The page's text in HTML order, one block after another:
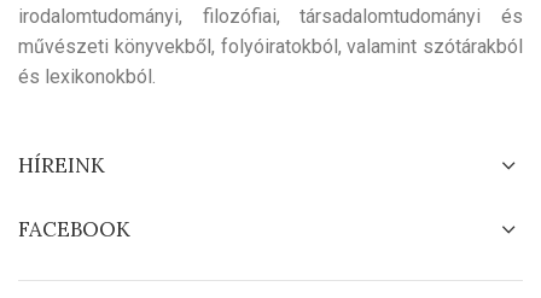
irodalomtudományi, filozófiai, társadalomtudományi és
művészeti könyvekből, folyóiratokból, valamint szótárakból
és lexikonokból.
HÍREINK
FACEBOOK